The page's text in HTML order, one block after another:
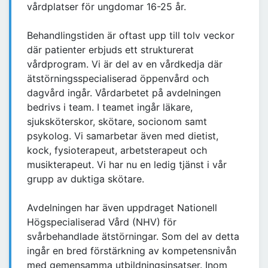
vårdplatser för ungdomar 16-25 år.
Behandlingstiden är oftast upp till tolv veckor
där patienter erbjuds ett strukturerat
vårdprogram. Vi är del av en vårdkedja där
ätstörningsspecialiserad öppenvård och
dagvård ingår. Vårdarbetet på avdelningen
bedrivs i team. I teamet ingår läkare,
sjuksköterskor, skötare, socionom samt
psykolog. Vi samarbetar även med dietist,
kock, fysioterapeut, arbetsterapeut och
musikterapeut. Vi har nu en ledig tjänst i vår
grupp av duktiga skötare.
Avdelningen har även uppdraget Nationell
Högspecialiserad Vård (NHV) för
svårbehandlade ätstörningar. Som del av detta
ingår en bred förstärkning av kompetensnivån
med gemensamma utbildningsinsatser. Inom